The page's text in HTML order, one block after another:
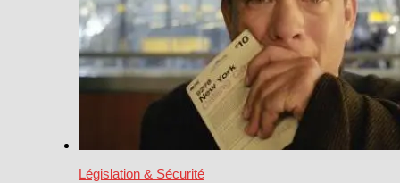
Législation & Sécurité